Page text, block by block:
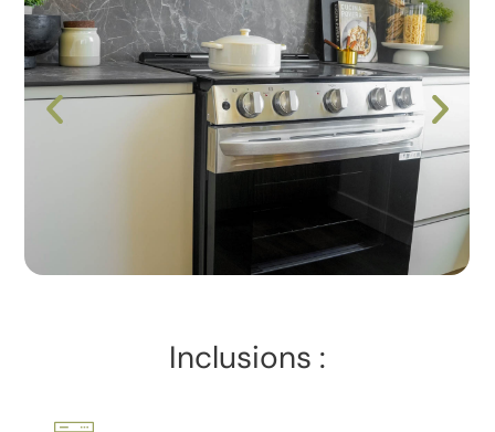
Inclusions :